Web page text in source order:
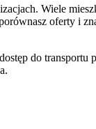
Wiele
oferty i
do transportu